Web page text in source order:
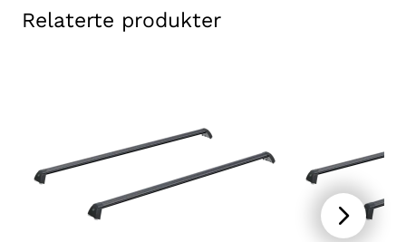
Relaterte produkter